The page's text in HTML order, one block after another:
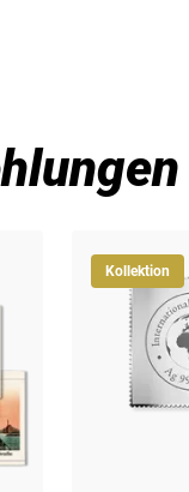
Kollektion